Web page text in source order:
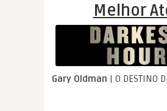
Melhor
Gary Oldman | O DESTINO